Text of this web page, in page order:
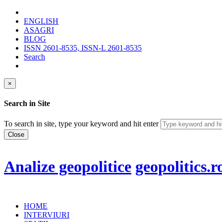
ENGLISH
ASAGRI
BLOG
ISSN 2601-8535, ISSN-L 2601-8535
Search
×
Search in Site
To search in site, type your keyword and hit enter
Close
Analize geopolitice
HOME
INTERVIURI